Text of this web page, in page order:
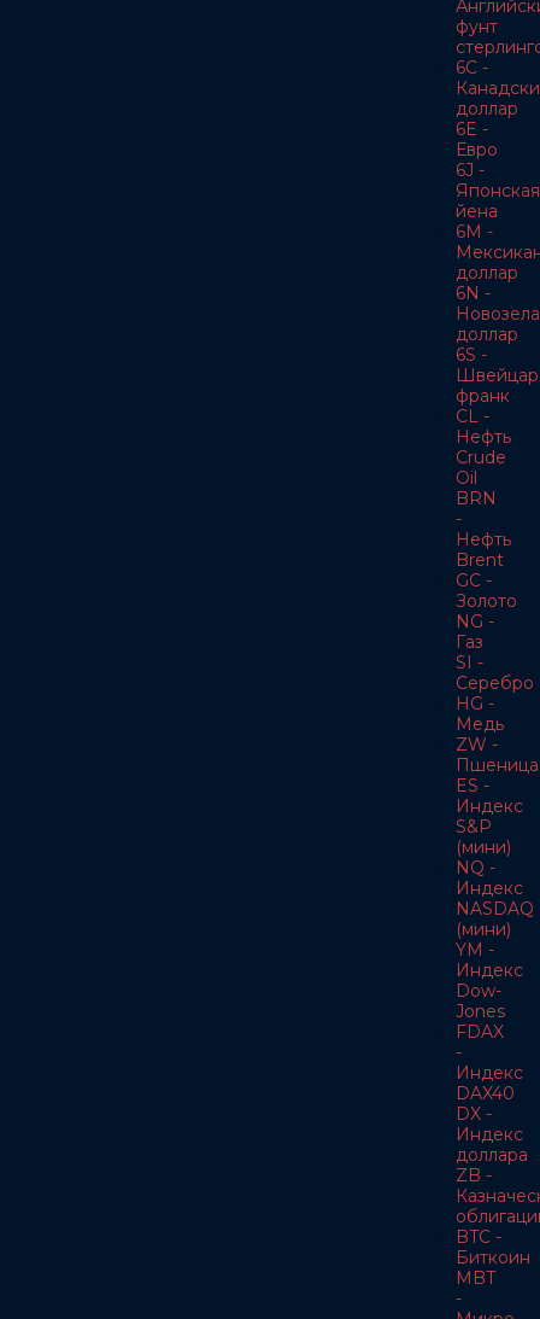
фунт
6C -
доллар
6E -
Евро
6J -
Японская
йена
6M -
доллар
6N -
доллар
6S -
франк
CL -
Нефть
Crude
Oil
BRN
-
Нефть
Brent
GC -
Золото
NG -
Газ
SI -
Серебро
HG -
Медь
ZW -
Пшеница
ES -
Индекс
S&P
(мини)
NQ -
Индекс
NASDAQ
(мини)
YM -
Индекс
Dow-
Jones
FDAX
-
Индекс
DAX40
DX -
Индекс
доллара
ZB -
BTC -
Биткоин
MBT
-